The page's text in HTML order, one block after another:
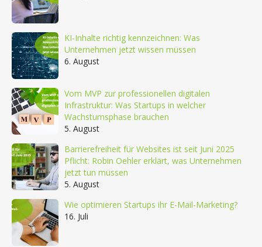
KI-Inhalte richtig kennzeichnen: Was
Unternehmen jetzt wissen müssen
6. August
Vom MVP zur professionellen digitalen
Infrastruktur: Was Startups in welcher
Wachstumsphase brauchen
5. August
Barrierefreiheit für Websites ist seit Juni 2025
Pflicht: Robin Oehler erklärt, was Unternehmen
jetzt tun müssen
5. August
Wie optimieren Startups ihr E-Mail-Marketing?
16. Juli